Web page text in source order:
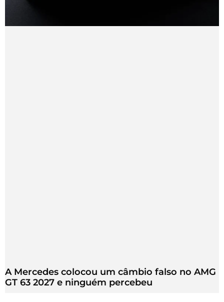
A Mercedes colocou um câmbio falso no AMG
GT 63 2027 e ninguém percebeu